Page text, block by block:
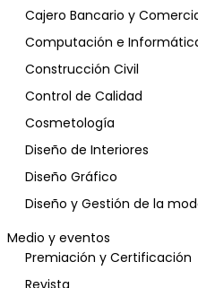
Cajero Bancario y
Computación e
Construcción Civil
Control de Calidad
Cosmetología
Diseño de Interiores
Diseño Gráfico
Diseño y Gestión de la
Entrenador Personal y
Gastronomía
Gestor de Crédito y
Medio y eventos
Premiación y Certificación
Revista